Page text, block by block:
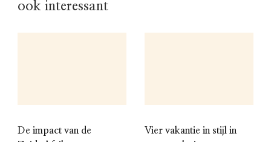
ook interessant
De impact van de
Vier vakantie in stijl in